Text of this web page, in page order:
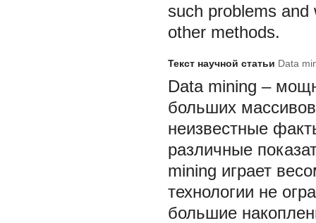
such problems
other methods.
Текст научной статьи Data
Data mining –
больших
неизвестные
различные
mining играет
технологии не
большие